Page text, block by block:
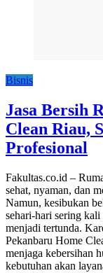
Bisnis
Jasa Bersih
Clean Riau,
Profesional
Fakultas.co.id –
sehat, nyaman, dan
Namun, kesibukan
sehari-hari sering
menjadi tertunda.
Pekanbaru Home
menjaga kebersihan
kebutuhan akan